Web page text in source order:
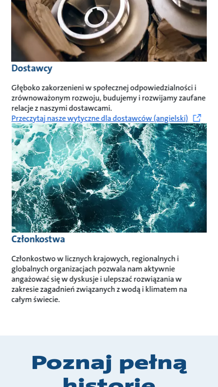
Dostawcy
Głęboko zakorzenieni w społecznej odpowiedzialności i
zrównoważonym rozwoju, budujemy i rozwijamy zaufane
relacje z naszymi dostawcami.
Przeczytaj nasze wytyczne dla dostawców (angielski)
Członkostwa
Członkostwo w licznych krajowych, regionalnych i
globalnych organizacjach pozwala nam aktywnie
angażować się w dyskusje i ulepszać rozwiązania w
zakresie zagadnień związanych z wodą i klimatem na
całym świecie.
Poznaj pełną